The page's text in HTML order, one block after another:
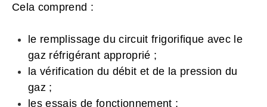
Cela comprend :
le remplissage du circuit frigorifique avec le
gaz réfrigérant approprié ;
la vérification du débit et de la pression du
gaz ;
les essais de fonctionnement ;